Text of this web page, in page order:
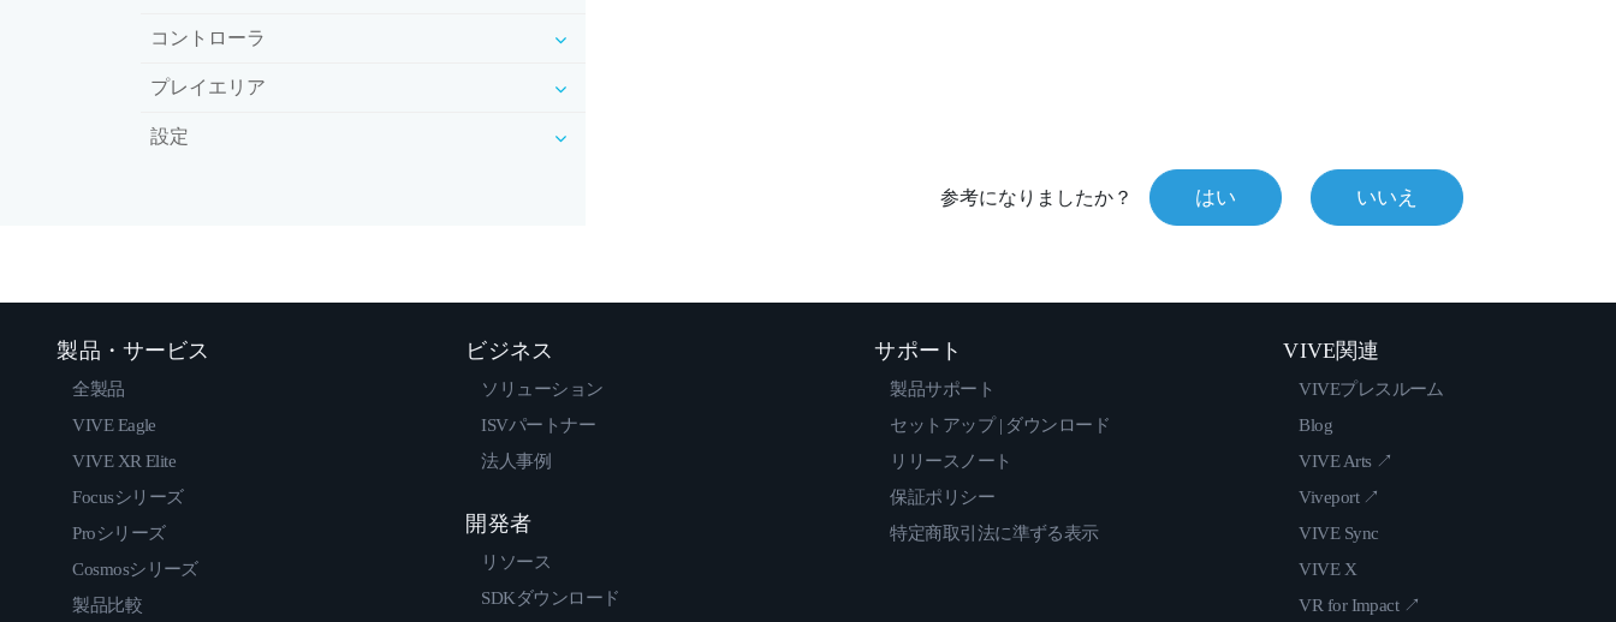
コントローラ
プレイエリア
設定
参考になりましたか？ はい いいえ
製品・サービス
全製品
VIVE Eagle
VIVE XR Elite
Focusシリーズ
Proシリーズ
Cosmosシリーズ
製品比較
ビジネス
ソリューション
ISVパートナー
法人事例
開発者
リソース
SDKダウンロード
サポート
製品サポート
セットアップ | ダウンロード
リリースノート
保証ポリシー
特定商取引法に準ずる表示
VIVE関連
VIVEプレスルーム
Blog
VIVE Arts ↗
Viveport ↗
VIVE Sync
VIVE X
VR for Impact ↗